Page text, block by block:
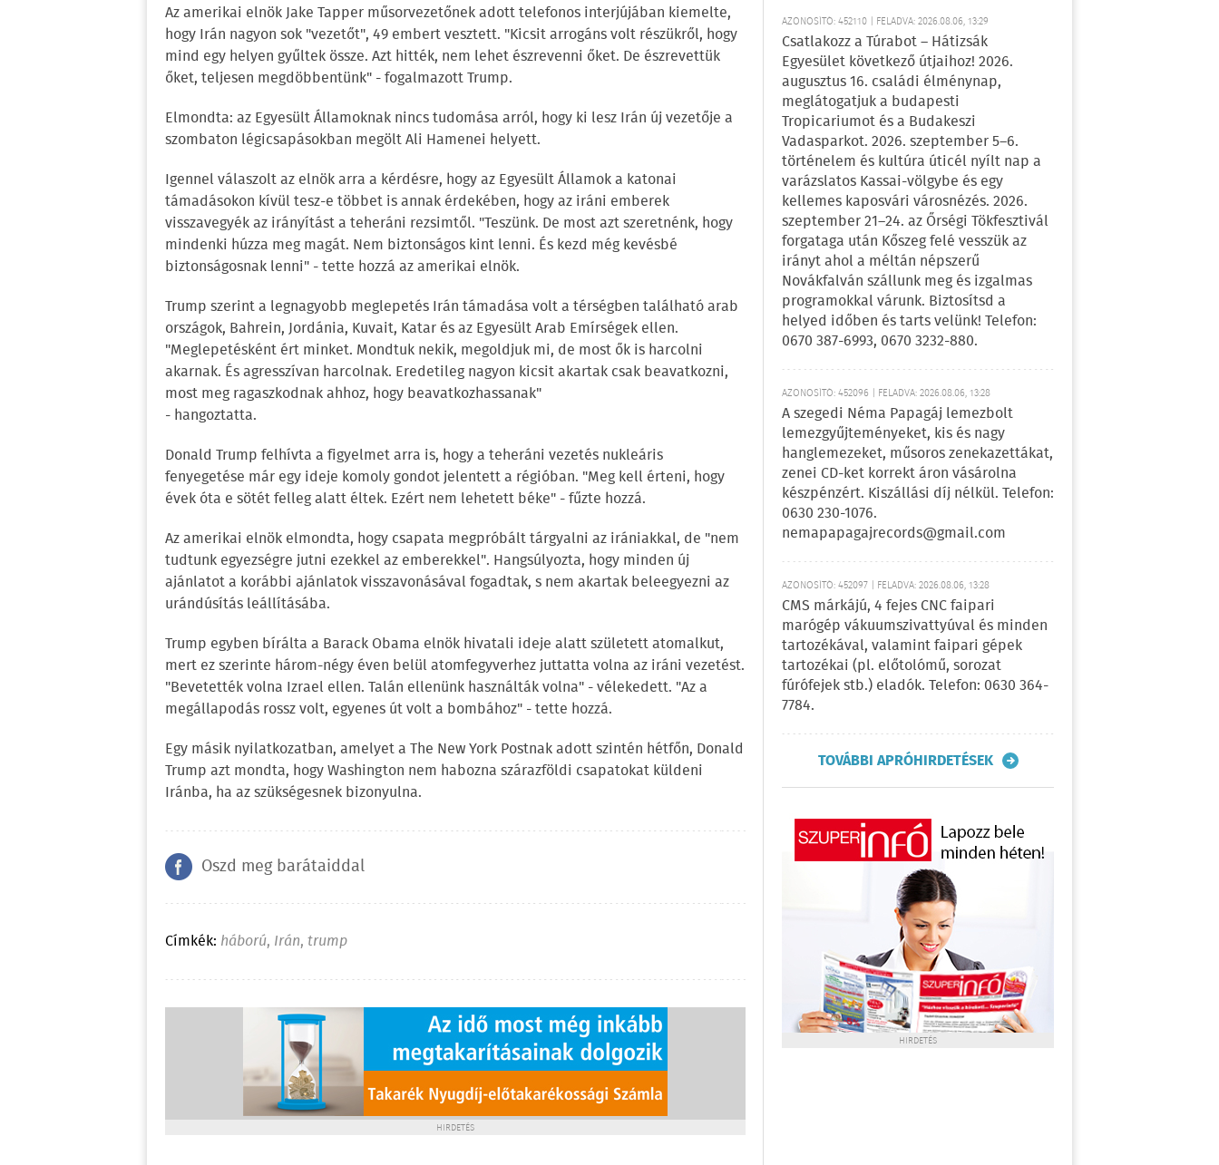
Az amerikai elnök Jake Tapper műsorvezetőnek adott telefonos interjújában kiemelte,
hogy Irán nagyon sok "vezetőt", 49 embert vesztett. "Kicsit arrogáns volt részükről, hogy
mind egy helyen gyűltek össze. Azt hitték, nem lehet észrevenni őket. De észrevettük
őket, teljesen megdöbbentünk" - fogalmazott Trump.
Elmondta: az Egyesült Államoknak nincs tudomása arról, hogy ki lesz Irán új vezetője a
szombaton légicsapásokban megölt Ali Hamenei helyett.
Igennel válaszolt az elnök arra a kérdésre, hogy az Egyesült Államok a katonai
támadásokon kívül tesz-e többet is annak érdekében, hogy az iráni emberek
visszavegyék az irányítást a teheráni rezsimtől. "Teszünk. De most azt szeretnénk, hogy
mindenki húzza meg magát. Nem biztonságos kint lenni. És kezd még kevésbé
biztonságosnak lenni" - tette hozzá az amerikai elnök.
Trump szerint a legnagyobb meglepetés Irán támadása volt a térségben található arab
országok, Bahrein, Jordánia, Kuvait, Katar és az Egyesült Arab Emírségek ellen.
"Meglepetésként ért minket. Mondtuk nekik, megoldjuk mi, de most ők is harcolni
akarnak. És agresszívan harcolnak. Eredetileg nagyon kicsit akartak csak beavatkozni,
most meg ragaszkodnak ahhoz, hogy beavatkozhassanak"
- hangoztatta.
Donald Trump felhívta a figyelmet arra is, hogy a teheráni vezetés nukleáris
fenyegetése már egy ideje komoly gondot jelentett a régióban. "Meg kell érteni, hogy
évek óta e sötét felleg alatt éltek. Ezért nem lehetett béke" - fűzte hozzá.
Az amerikai elnök elmondta, hogy csapata megpróbált tárgyalni az irániakkal, de "nem
tudtunk egyezségre jutni ezekkel az emberekkel". Hangsúlyozta, hogy minden új
ajánlatot a korábbi ajánlatok visszavonásával fogadtak, s nem akartak beleegyezni az
urándúsítás leállításába.
Trump egyben bírálta a Barack Obama elnök hivatali ideje alatt született atomalkut,
mert ez szerinte három-négy éven belül atomfegyverhez juttatta volna az iráni vezetést.
"Bevetették volna Izrael ellen. Talán ellenünk használták volna" - vélekedett. "Az a
megállapodás rossz volt, egyenes út volt a bombához" - tette hozzá.
Egy másik nyilatkozatban, amelyet a The New York Postnak adott szintén hétfőn, Donald
Trump azt mondta, hogy Washington nem habozna szárazföldi csapatokat küldeni
Iránba, ha az szükségesnek bizonyulna.
Oszd meg barátaiddal
Címkék: háború, Irán, trump
HIRDETÉS
AZONOSÍTÓ: 452110 | FELADVA: 2026.08.06, 13:29
Csatlakozz a Túrabot – Hátizsák
Egyesület következő útjaihoz! 2026.
augusztus 16. családi élménynap,
meglátogatjuk a budapesti
Tropicariumot és a Budakeszi
Vadasparkot. 2026. szeptember 5–6.
történelem és kultúra úticél nyílt nap a
varázslatos Kassai-völgybe és egy
kellemes kaposvári városnézés. 2026.
szeptember 21–24. az Őrségi Tökfesztivál
forgataga után Kőszeg felé vesszük az
irányt ahol a méltán népszerű
Novákfalván szállunk meg és izgalmas
programokkal várunk. Biztosítsd a
helyed időben és tarts velünk! Telefon:
0670 387-6993, 0670 3232-880.
AZONOSÍTÓ: 452096 | FELADVA: 2026.08.06, 13:28
A szegedi Néma Papagáj lemezbolt
lemezgyűjteményeket, kis és nagy
hanglemezeket, műsoros zenekazettákat,
zenei CD-ket korrekt áron vásárolna
készpénzért. Kiszállási díj nélkül. Telefon:
0630 230-1076.
nemapapagajrecords@gmail.com
AZONOSÍTÓ: 452097 | FELADVA: 2026.08.06, 13:28
CMS márkájú, 4 fejes CNC faipari
marógép vákuumszivattyúval és minden
tartozékával, valamint faipari gépek
tartozékai (pl. előtolómű, sorozat
fúrófejek stb.) eladók. Telefon: 0630 364-
7784.
TOVÁBBI APRÓHIRDETÉSEK
HIRDETÉS